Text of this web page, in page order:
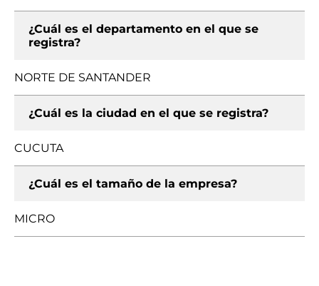
¿Cuál es el departamento en el que se
registra?
NORTE DE SANTANDER
¿Cuál es la ciudad en el que se registra?
CUCUTA
¿Cuál es el tamaño de la empresa?
MICRO